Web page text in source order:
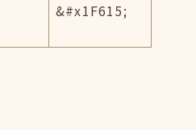
&#x1F615;